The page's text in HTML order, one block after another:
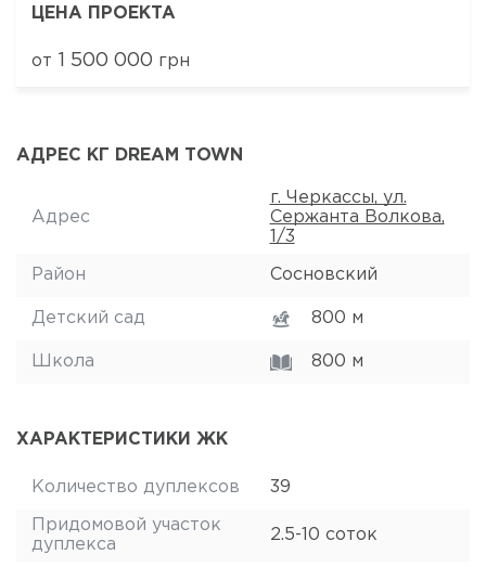
ЦЕНА ПРОЕКТА
от 1 500 000 грн
АДРЕС КГ DREAM TOWN
Адрес
г. Черкассы, ул.
Сержанта Волкова,
1/3
Район Сосновский
Детский сад 800 м
Школа 800 м
ХАРАКТЕРИСТИКИ ЖК
Количество дуплексов 39
Придомовой участок
дуплекса
2.5-10 соток